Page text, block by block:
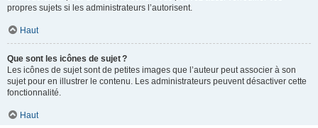
propres sujets si les administrateurs l’autorisent.
Haut
Que sont les icônes de sujet ?
Les icônes de sujet sont de petites images que l’auteur peut associer à son
sujet pour en illustrer le contenu. Les administrateurs peuvent désactiver cette
fonctionnalité.
Haut